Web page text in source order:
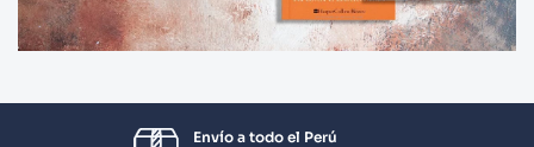
Envío a todo el Perú